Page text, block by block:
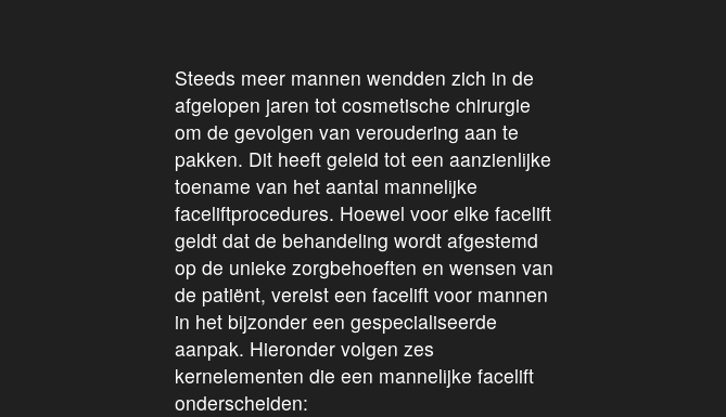
Steeds meer mannen wendden zich in de
afgelopen jaren tot cosmetische chirurgie
om de gevolgen van veroudering aan te
pakken. Dit heeft geleid tot een aanzienlijke
toename van het aantal mannelijke
faceliftprocedures. Hoewel voor elke facelift
geldt dat de behandeling wordt afgestemd
op de unieke zorgbehoeften en wensen van
de patiënt, vereist een facelift voor mannen
in het bijzonder een gespecialiseerde
aanpak. Hieronder volgen zes
kernelementen die een mannelijke facelift
onderscheiden: